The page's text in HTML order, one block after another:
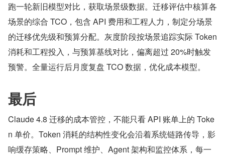
跑一轮新旧模型对比，获取场景级数据。迁移评估中核算各
场景的综合 TCO，包含 API 费用和工程人力，制定分场景
的迁移优先级和预算分配。灰度阶段按场景追踪实际 Token
消耗和工程投入，与预算基线对比，偏离超过 20%时触发
预警。全量运行后月度复盘 TCO 数据，优化成本模型。
最后
Claude 4.8 迁移的成本管控，不能只看 API 账单上的 Toke
n 单价。Token 消耗的结构性变化会沿着系统链路传导，影
响缓存策略、Prompt 维护、Agent 架构和监控体系，每一